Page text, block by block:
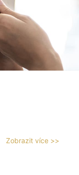
Zobrazit více >>